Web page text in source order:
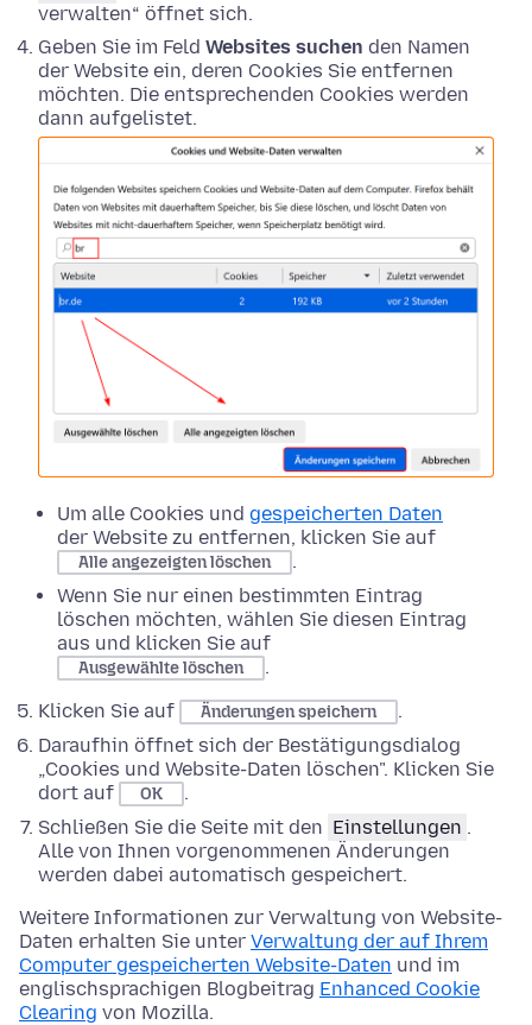
verwalten“ öffnet sich.
Geben Sie im Feld Websites suchen den Namen
der Website ein, deren Cookies Sie entfernen
möchten. Die entsprechenden Cookies werden
dann aufgelistet.
Um alle Cookies und gespeicherten Daten
der Website zu entfernen, klicken Sie auf
Alle angezeigten löschen
.
Wenn Sie nur einen bestimmten Eintrag
löschen möchten, wählen Sie diesen Eintrag
aus und klicken Sie auf
Ausgewählte löschen
.
Klicken Sie auf
Änderungen speichern
.
Daraufhin öffnet sich der Bestätigungsdialog
„Cookies und Website-Daten löschen". Klicken Sie
dort auf
OK
.
Schließen Sie die Seite mit den Einstellungen .
Alle von Ihnen vorgenommenen Änderungen
werden dabei automatisch gespeichert.
Weitere Informationen zur Verwaltung von Website-
Daten erhalten Sie unter Verwaltung der auf Ihrem
Computer gespeicherten Website-Daten und im
englischsprachigen Blogbeitrag Enhanced Cookie
Clearing von Mozilla.